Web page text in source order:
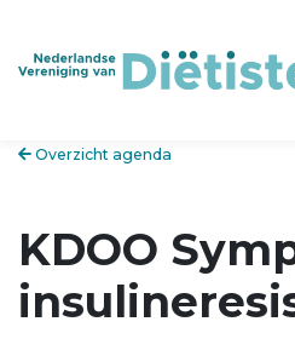
Overzicht agenda
KDOO